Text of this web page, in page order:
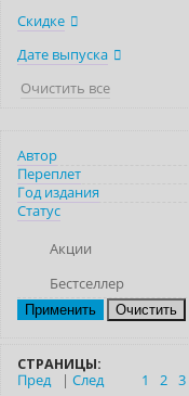
Скидке
Дате выпуска
Очистить все
Автор
Переплет
Год издания
Статус
Акции
Бестселлер
Очистить
СТРАНИЦЫ:
Пред
| След 1 2 3